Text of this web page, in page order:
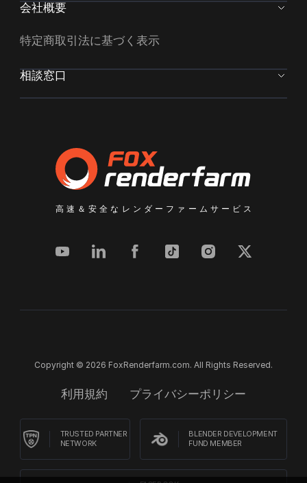
高速＆安全なレンダーファームサービス
会社概要
特定商取引法に基づく表示
相談窓口
Copyright © 2026 FoxRenderfarm.com. All Rights Reserved.
利用規約 プライバシーポリシー
TRUSTED PARTNER
NETWORK
BLENDER DEVELOPMENT
FUND MEMBER